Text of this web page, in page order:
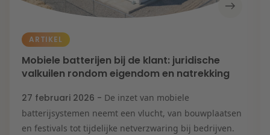
ARTIKEL
Mobiele batterijen bij de klant: juridische
valkuilen rondom eigendom en natrekking
27 februari 2026 - De inzet van mobiele
batterijsystemen neemt een vlucht, van bouwplaatsen
en festivals tot tijdelijke netverzwaring bij bedrijven.